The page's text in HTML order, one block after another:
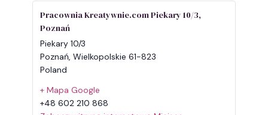
Pracownia Kreatywnie.com Piekary 10/3,
Poznań
Piekary 10/3
Poznań, Wielkopolskie 61-823
Poland
+ Mapa Google
+48 602 210 868